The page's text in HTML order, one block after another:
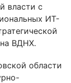
власти с
ИТ-
ВДНХ.
области